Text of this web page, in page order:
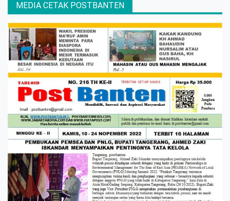
MEDIA CETAK POSTBANTEN